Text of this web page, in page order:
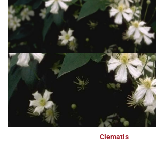
Clematis